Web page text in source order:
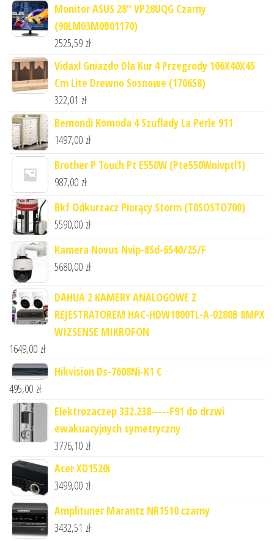
Monitor ASUS 28" VP28UQG Czarny
(90LM03M0B01170)
2525,59 zł
Vidaxl Gniazdo Dla Kur 4 Przegrody 106X40X45
Cm Lite Drewno Sosnowe (170658)
322,01 zł
Bemondi Komoda 4 Szuflady La Perle 911
1497,00 zł
Brother P Touch Pt E550W (Pte550Wnivptl1)
987,00 zł
Bkf Odkurzacz Piorący Storm (T0SOSTO700)
5590,00 zł
Kamera Novus Nvip-8Sd-6540/25/F
5680,00 zł
DAHUA 2 KAMERY ANALOGOWE Z
REJESTRATOREM HAC-HDW1800TL-A-0280B 8MPX
WIZSENSE MIKROFON
1649,00 zł
Hikvision Ds-7608Ni-K1 C
495,00 zł
Elektrozaczep 332.238-----F91 do drzwi
ewakuacyjnych symetryczny
3776,10 zł
Acer XD1520i
3499,00 zł
Amplituner Marantz NR1510 czarny
3432,51 zł